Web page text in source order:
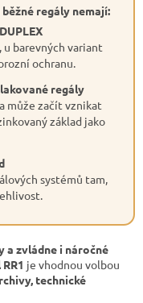
regály nemají:
barevných variant
ochranu.
regály
může začít vznikat
základ jako
systémů tam,
a zvládne i náročné
je vhodnou volbou
technické